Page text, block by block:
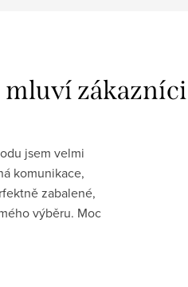
jsem velmi
komunikace,
zabalené,
výběru. Moc